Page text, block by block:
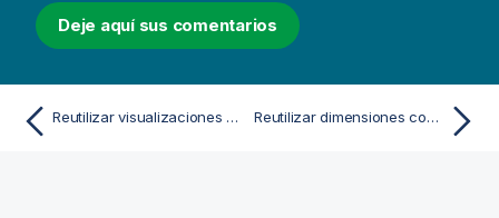
Deje aquí sus comentarios
Reutilizar visualizaciones con una visualización maestra Reutilizar dimensiones con dimensiones maestras